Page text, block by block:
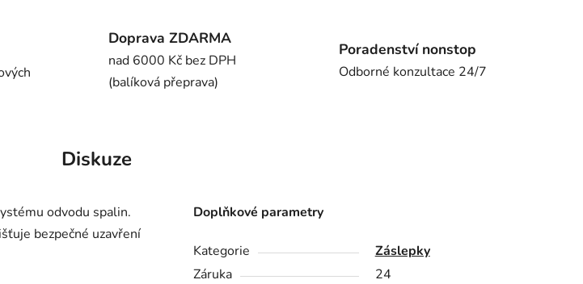
Doprava ZDARMA
nad 6000 Kč bez DPH
(balíková přeprava)
Poradenství nonstop
Odborné konzultace 24/7
Diskuze
odvodu spalin.
bezpečné uzavření
Doplňkové parametry
Kategorie
Záslepky
Záruka
24